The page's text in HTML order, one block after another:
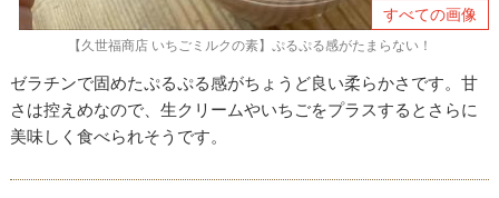
すべての画像
【久世福商店 いちごミルクの素】ぷるぷる感がたまらない！
ゼラチンで固めたぷるぷる感がちょうど良い柔らかさです。甘
さは控えめなので、生クリームやいちごをプラスするとさらに
美味しく食べられそうです。